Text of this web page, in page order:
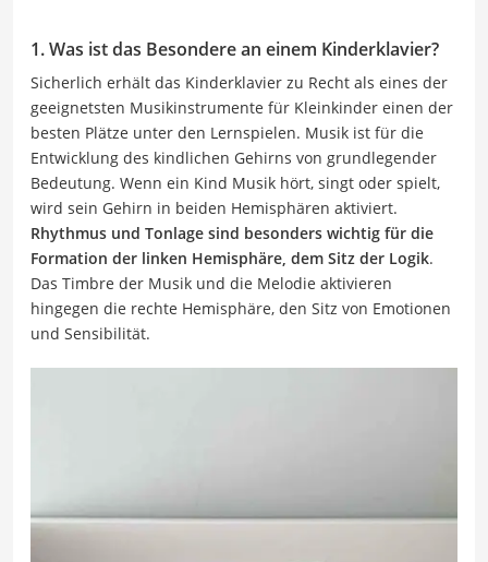
1. Was ist das Besondere an einem Kinderklavier?
Sicherlich erhält das Kinderklavier zu Recht als eines der
geeignetsten Musikinstrumente für Kleinkinder einen der
besten Plätze unter den Lernspielen. Musik ist für die
Entwicklung des kindlichen Gehirns von grundlegender
Bedeutung. Wenn ein Kind Musik hört, singt oder spielt,
wird sein Gehirn in beiden Hemisphären aktiviert.
Rhythmus und Tonlage sind besonders wichtig für die
Formation der linken Hemisphäre, dem Sitz der Logik.
Das Timbre der Musik und die Melodie aktivieren
hingegen die rechte Hemisphäre, den Sitz von Emotionen
und Sensibilität.